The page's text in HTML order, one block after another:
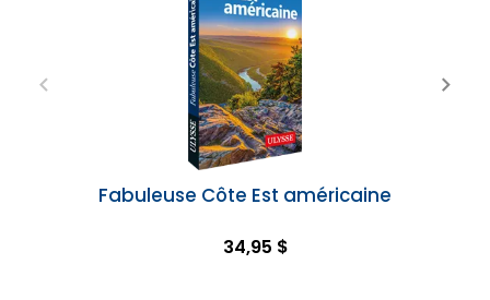
Fabuleuse Côte Est américaine
34,95 $